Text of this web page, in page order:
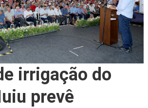
irrigação do
prevê